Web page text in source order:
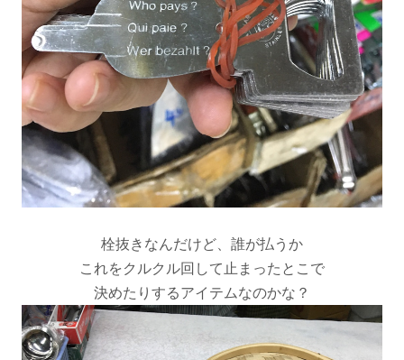
栓抜きなんだけど、誰が払うか
これをクルクル回して止まったとこで
決めたりするアイテムなのかな？